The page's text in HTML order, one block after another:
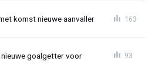
komst nieuwe aanvaller 163
goalgetter voor 93